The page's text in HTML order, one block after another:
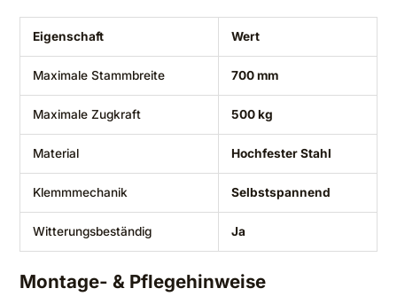
Eigenschaft Wert
Maximale Stammbreite 700 mm
Maximale Zugkraft 500 kg
Material Hochfester Stahl
Klemmmechanik Selbstspannend
Witterungsbeständig Ja
Montage- & Pflegehinweise